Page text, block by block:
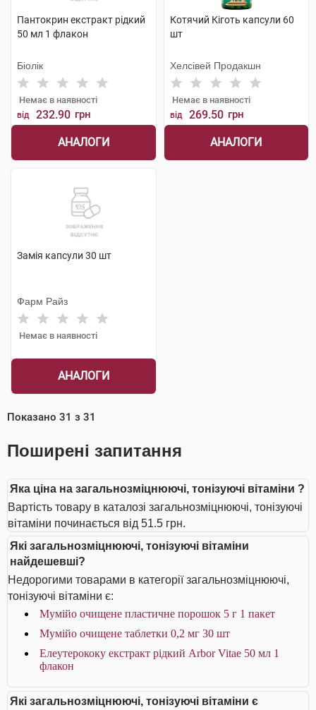
Пантокрин екстракт рідкий
50 мл 1 флакон
Біолік
Немає в наявності
від 232.90 грн
АНАЛОГИ
Котячий Кіготь капсули 60
шт
Хелсівей Продакшн
Немає в наявності
від 269.50 грн
АНАЛОГИ
Замія капсули 30 шт
Фарм Райз
Немає в наявності
АНАЛОГИ
Показано 31 з 31
Поширені запитання
Яка ціна на загальнозміцнюючі, тонізуючі вітаміни ?
Вартість товару в каталозі загальнозміцнюючі, тонізуючі
вітаміни починається від 51.5 грн.
Які загальнозміцнюючі, тонізуючі вітаміни
найдешевші?
Недорогими товарами в категорії загальнозміцнюючі,
тонізуючі вітаміни є:
Мумійо очищене пластичне порошок 5 г 1 пакет
Мумійо очищене таблетки 0,2 мг 30 шт
Елеутерококу екстракт рідкий Arbor Vitae 50 мл 1
флакон
Які загальнозміцнюючі, тонізуючі вітаміни є